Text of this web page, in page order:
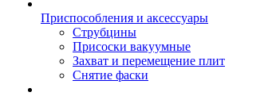
Приспособления и аксессуары
Струбцины
Присоски вакуумные
Захват и перемещение плит
Снятие фаски